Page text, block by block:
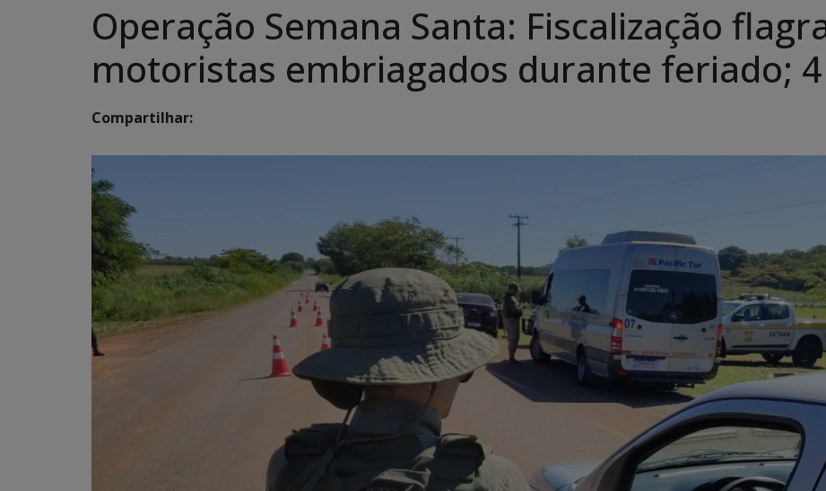
Operação Semana Santa: Fiscalização
motoristas embriagados durante feriado;
Compartilhar: